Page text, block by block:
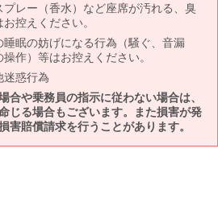
レー（香水）など座席が汚れる、臭
控えください。
眠の妨げになる行為（騒ぐ、音漏
作）等はお控えください。
迷惑行為
合や乗務員の指示に従わない場合は、
じる場合もございます。また損害が発
害賠償請求を行うことがあります。